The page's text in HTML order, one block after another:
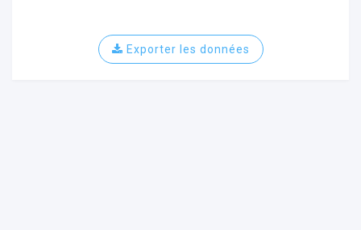
Exporter les données